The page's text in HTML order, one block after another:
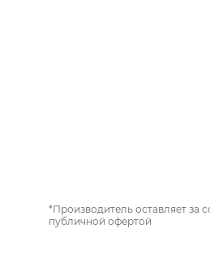
*Производитель оставляет за
публичной офертой